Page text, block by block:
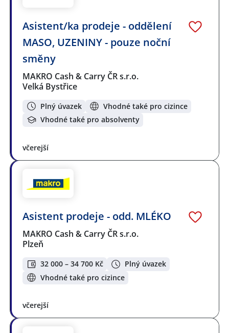
Asistent/ka prodeje - oddělení
MASO, UZENINY - pouze noční
směny
MAKRO Cash & Carry ČR s.r.o.
Velká Bystřice
Plný úvazek
Vhodné také pro cizince
Vhodné také pro absolventy
včerejší
Asistent prodeje - odd. MLÉKO
MAKRO Cash & Carry ČR s.r.o.
Plzeň
32 000 – 34 700 Kč
Plný úvazek
Vhodné také pro cizince
včerejší